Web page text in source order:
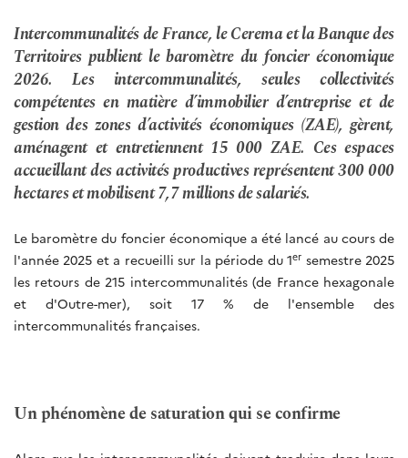
Intercommunalités de France, le Cerema et la Banque des
Territoires publient le baromètre du foncier économique
2026. Les intercommunalités, seules collectivités
compétentes en matière d’immobilier d’entreprise et de
gestion des zones d’activités économiques (ZAE), gèrent,
aménagent et entretiennent 15 000 ZAE. Ces espaces
accueillant des activités productives représentent 300 000
hectares et mobilisent 7,7 millions de salariés.
Le baromètre du foncier économique a été lancé au cours de
l'année 2025 et a recueilli sur la période du 1er semestre 2025
les retours de 215 intercommunalités (de France hexagonale
et d'Outre-mer), soit 17 % de l'ensemble des
intercommunalités françaises.
Un phénomène de saturation qui se confirme